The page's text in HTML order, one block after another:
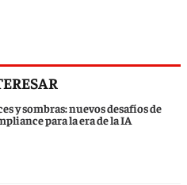
y sombras: nuevos desafíos de
para la era de la IA